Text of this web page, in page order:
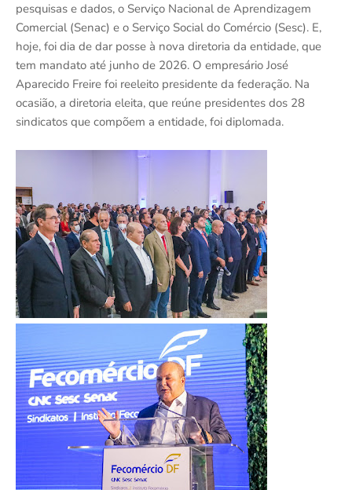
pesquisas e dados, o Serviço Nacional de Aprendizagem
Comercial (Senac) e o Serviço Social do Comércio (Sesc). E,
hoje, foi dia de dar posse à nova diretoria da entidade, que
tem mandato até junho de 2026. O empresário José
Aparecido Freire foi reeleito presidente da federação. Na
ocasião, a diretoria eleita, que reúne presidentes dos 28
sindicatos que compõem a entidade, foi diplomada.